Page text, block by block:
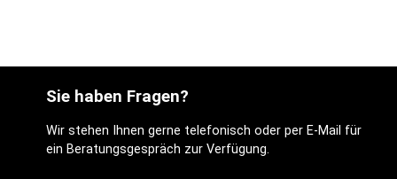
Sie haben Fragen?
Wir stehen Ihnen gerne telefonisch oder per E-Mail für
ein Beratungsgespräch zur Verfügung.